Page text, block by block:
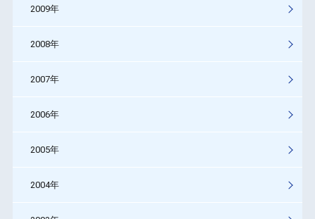
2009年
2008年
2007年
2006年
2005年
2004年